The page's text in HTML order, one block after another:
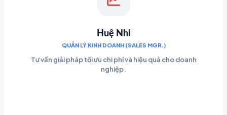
Huệ Nhi
QUẢN LÝ KINH DOANH (SALES MGR.)
Tư vấn giải pháp tối ưu chi phí và hiệu quả cho doanh
nghiệp.